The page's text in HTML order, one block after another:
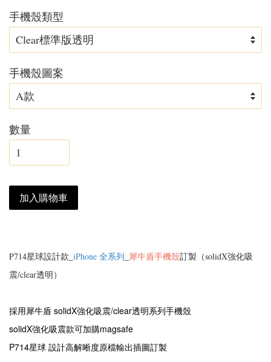
手機殼類型
手機殼圖案
數量
加入購物車
P714星球設計款_ iPhone 全系列 犀牛盾手機殼訂製（solidX強化吸
震/clear透明）
採用犀牛盾 solidX強化吸震/clear透明系列手機殼
solidX強化吸震款可加購magsafe
P714星球 設計高解晰度原檔輸出插圖訂製